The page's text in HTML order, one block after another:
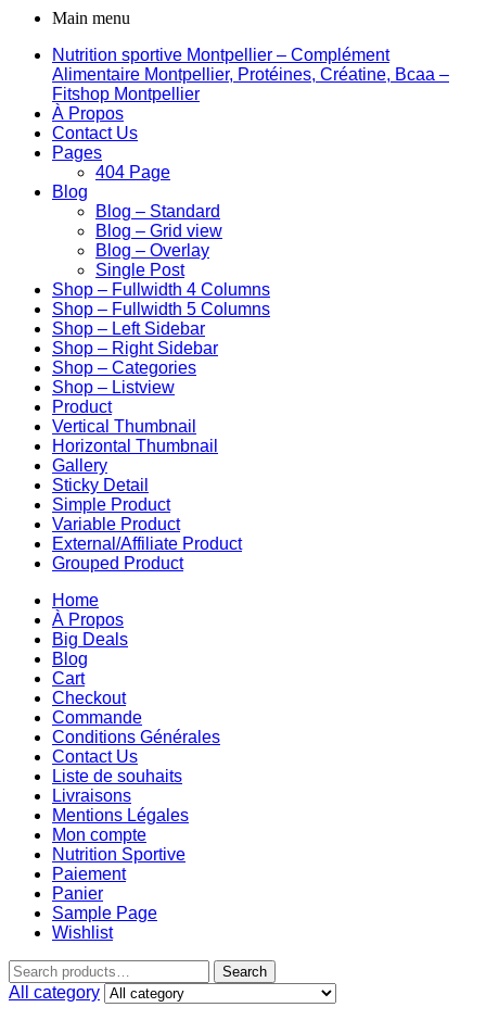
Main menu
Nutrition sportive Montpellier – Complément
Alimentaire Montpellier, Protéines, Créatine, Bcaa –
Fitshop Montpellier
À Propos
Contact Us
Pages
404 Page
Blog
Blog – Standard
Blog – Grid view
Blog – Overlay
Single Post
Shop – Fullwidth 4 Columns
Shop – Fullwidth 5 Columns
Shop – Left Sidebar
Shop – Right Sidebar
Shop – Categories
Shop – Listview
Product
Vertical Thumbnail
Horizontal Thumbnail
Gallery
Sticky Detail
Simple Product
Variable Product
External/Affiliate Product
Grouped Product
Home
À Propos
Big Deals
Blog
Cart
Checkout
Commande
Conditions Générales
Contact Us
Liste de souhaits
Livraisons
Mentions Légales
Mon compte
Nutrition Sportive
Paiement
Panier
Sample Page
Wishlist
Search
All category